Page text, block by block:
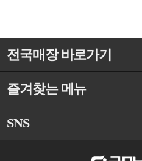
전국매장 바로가기
즐겨찾는 메뉴
SNS